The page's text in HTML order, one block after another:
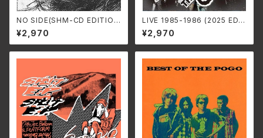
NO SIDE(SHM-CD EDITIO
N) /THE COMES SS-965
C(仕様:SHM-CD)
¥2,970
LIVE 1985-1986 (2025 EDIT
ION) /THE COMES SS-97
4(仕様:2CD)
¥2,970